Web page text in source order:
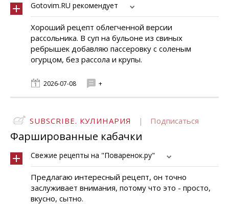
Gotovim.RU рекомендует
Хороший рецепт облегченной версии
рассольника. В суп на бульоне из свиных
ребрышек добавляю пассеровку с соленым
огурцом, без рассола и крупы.
2026-07-08 +
SUBSCRIBE. КУЛИНАРИЯ | Подписаться
Фаршированные кабачки
Свежие рецепты на "Поваренок.ру"
Предлагаю интересный рецепт, он точно
заслуживает внимания, потому что это - просто,
вкусно, сытно.